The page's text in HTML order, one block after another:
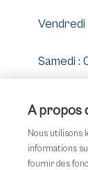
Samedi :
À propos
Nous utilisons
informations
fournir des